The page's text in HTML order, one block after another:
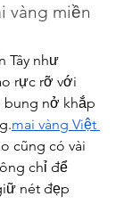
vàng miền
Tây như
rực rỡ với
bung nở khắp
mai vàng Việt
cũng có vài
chỉ để
nét đẹp